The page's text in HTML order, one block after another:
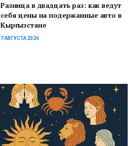
Разница в двадцать раз: как ведут
себя цены на подержанные авто в
Кыргызстане
7 АВГУСТА 2026